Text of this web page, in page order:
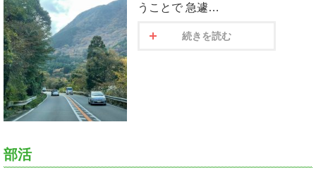
うことで 急遽…
続きを読む
部活